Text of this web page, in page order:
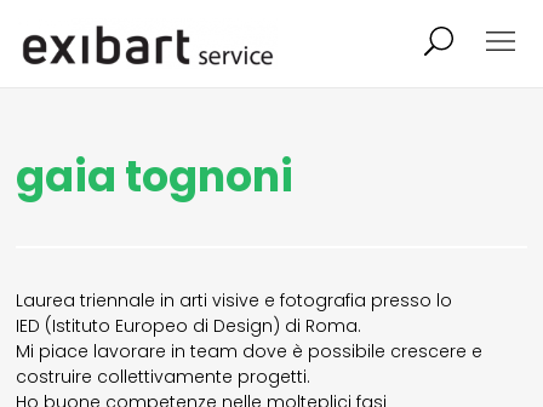
exibart team exibart.com
gaia tognoni
Laurea triennale in arti visive e fotografia presso lo
IED (Istituto Europeo di Design) di Roma.
Mi piace lavorare in team dove è possibile crescere e
costruire collettivamente progetti.
Ho buone competenze nelle molteplici fasi